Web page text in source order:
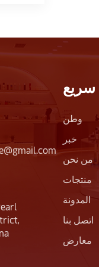
سريع
وطن
خبر
من نحن
منتجات
المدونة
اتصل بنا
معارض